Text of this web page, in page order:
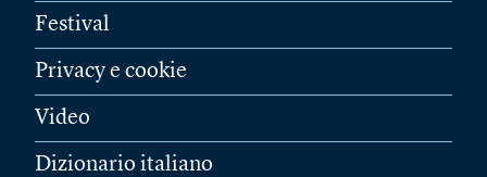
Festival
Privacy e cookie
Video
Dizionario italiano